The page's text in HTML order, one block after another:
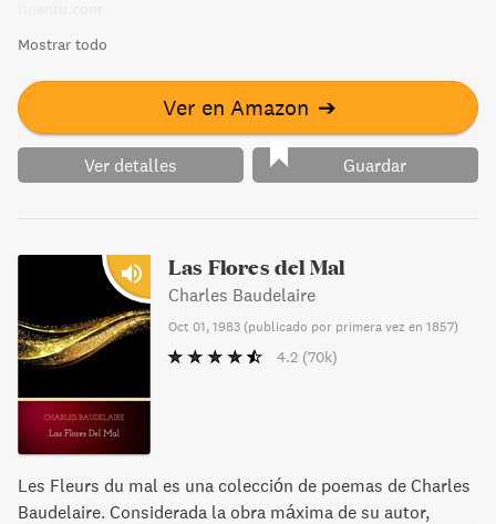
Mostrar todo
Ver en Amazon ➔
Ver detalles Guardar
Las Flores del Mal
Charles Baudelaire
Oct 01, 1983 (publicado por primera vez en 1857)
4.2 (70k)
Les Fleurs du mal es una colección de poemas de Charles
Baudelaire. Considerada la obra máxima de su autor,